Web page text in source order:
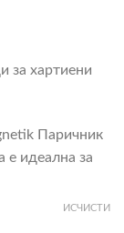
за хартиени
Паричник
е идеална за
ИСЧИСТИ